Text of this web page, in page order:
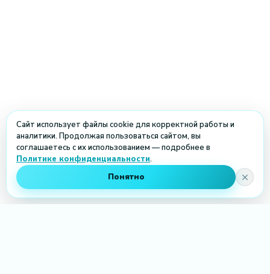
Сайт использует файлы cookie для корректной работы и
аналитики. Продолжая пользоваться сайтом, вы
соглашаетесь с их использованием — подробнее в
Политике конфиденциальности.
Понятно